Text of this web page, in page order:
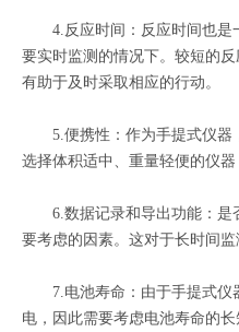
4.反应时间：反应时间也是
要实时监测的情况下。较短的
有助于及时采取相应的行动。
5.便携性：作为手提式仪器
选择体积适中、重量轻便的仪器
6.数据记录和导出功能：是
要考虑的因素。这对于长时间监
7.电池寿命：由于手提式仪
电，因此需要考虑电池寿命的